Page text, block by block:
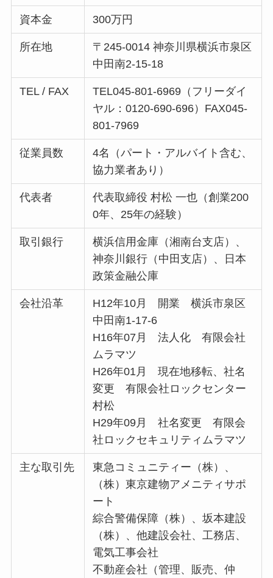
資本金 300万円
所在地
〒245‑0014 神奈川県横浜市泉区
中田南2‑15‑18
TEL / FAX
TEL045‑801‑6969（フリーダイ
ヤル：0120‑690‑696）FAX045-
801-7969
従業員数
4名（パート・アルバイト含む、
協力業者あり）
代表者
代表取締役 村松 一也（創業200
0年、25年の経験）
取引銀行
横浜信用金庫（湘南台支店）、
神奈川銀行（中田支店）、日本
政策金融公庫
会社沿革
H12年10月 開業 横浜市泉区
中田南1-17-6
H16年07月 法人化 有限会社
ムラマツ
H26年01月 現在地移転、社名
変更 有限会社ロックセンター
村松
H29年09月 社名変更 有限会
社ロックセキュリティムラマツ
主な取引先
東急コミュニティー（株）、
（株）東京建物アメニティサポ
ート
綜合警備保障（株）、坂本建設
（株）、他建設会社、工務店、
電気工事会社
不動産会社（管理、販売、仲